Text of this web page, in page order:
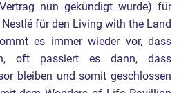
nun gekündigt wurde) für
für den Living with the Land
es immer wieder vor, dass
oft passiert es dann, dass
bleiben und somit geschlossen